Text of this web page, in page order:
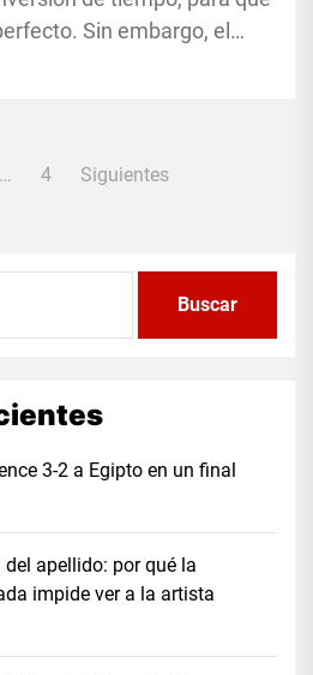
Sin embargo, el
… 4 Siguientes
3-2 a Egipto en un final
apellido: por qué la
impide ver a la artista